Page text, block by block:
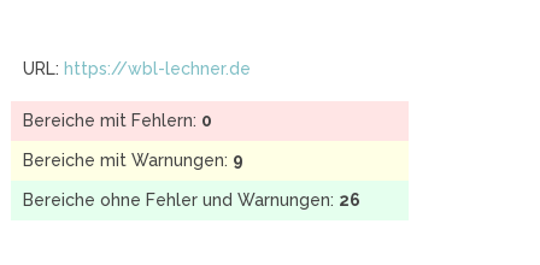
URL: https://wbl-lechner.de
Bereiche mit Fehlern: 0
Bereiche mit Warnungen: 9
Bereiche ohne Fehler und Warnungen: 26